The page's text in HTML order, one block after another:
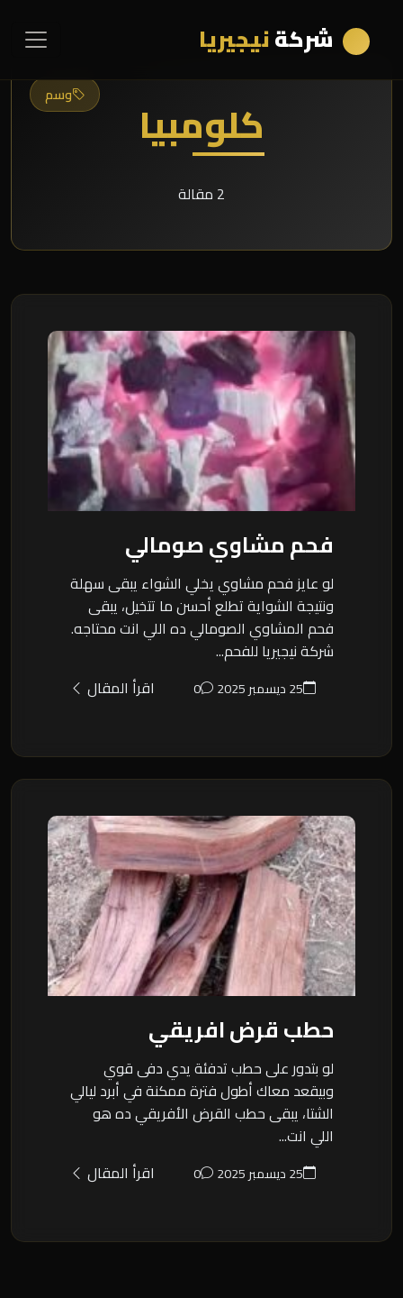
شركةنيجيريا
وسم كلومبيا
2 مقالة
فحم مشاوي صومالي
لو عايز فحم مشاوي يخلي الشواء يبقى سهلة
ونتيجة الشواية تطلع أحسن ما تتخيل، يبقى
فحم المشاوي الصومالي ده اللي انت محتاجه.
شركة نيجيريا للفحم...
25 ديسمبر 2025 0 اقرأ المقال
حطب قرض افريقي
لو بتدور على حطب تدفئة يدي دفى قوي
وبيقعد معاك أطول فترة ممكنة في أبرد ليالي
الشتا، يبقى حطب القرض الأفريقي ده هو
اللي انت...
25 ديسمبر 2025 0 اقرأ المقال